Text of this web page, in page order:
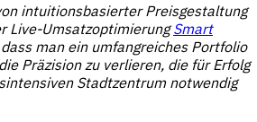
intuitionsbasierter Preisgestaltung
Live-Umsatzoptimierung Smart
man ein umfangreiches Portfolio
Präzision zu verlieren, die für Erfolg
Stadtzentrum notwendig